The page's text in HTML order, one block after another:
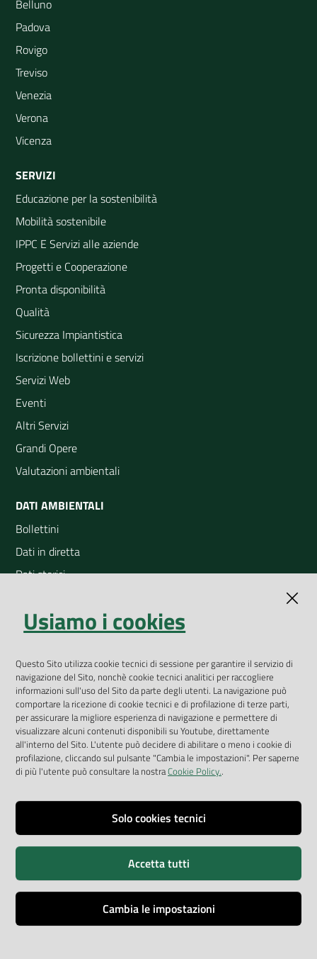
Belluno
Padova
Rovigo
Treviso
Venezia
Verona
Vicenza
SERVIZI
Educazione per la sostenibilità
Mobilità sostenibile
IPPC E Servizi alle aziende
Progetti e Cooperazione
Pronta disponibilità
Qualità
Sicurezza Impiantistica
Iscrizione bollettini e servizi
Servizi Web
Eventi
Altri Servizi
Grandi Opere
Valutazioni ambientali
DATI AMBIENTALI
Bollettini
Dati in diretta
Dati storici
Open Data
App Arpav
Rapporti regionali annuali
Le Infografiche
Dispenser dati
Vai alla pagina
Privacy
Accessibilità
Credits
Usiamo i cookies
Questo Sito utilizza cookie tecnici di sessione per garantire il servizio di
navigazione del Sito, nonchè cookie tecnici analitici per raccogliere
informazioni sull'uso del Sito da parte degli utenti. La navigazione può
comportare la ricezione di cookie tecnici e di profilazione di terze parti,
per assicurare la migliore esperienza di navigazione e permettere di
visualizzare alcuni contenuti disponibili su Youtube, direttamente
all'interno del Sito. L'utente può decidere di abilitare o meno i cookie di
profilazione, cliccando sul pulsante "Cambia le impostazioni". Per saperne
di più l'utente può consultare la nostraCookie Policy..
Solo cookies tecnici
Accetta tutti
Cambia le impostazioni